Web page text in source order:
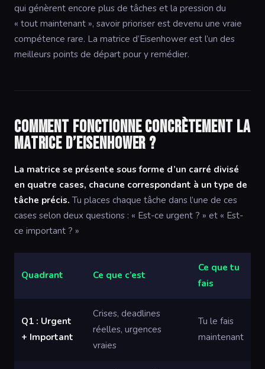
qui génèrent encore plus de tâches et la pression du
« tout maintenant », savoir prioriser est devenu une vraie
compétence rare. La matrice d’Eisenhower est l’un des
meilleurs points de départ pour y remédier.
Comment fonctionne concrètement la
matrice d’Eisenhower ?
La matrice se présente sous forme d’un carré divisé
en quatre cases, chacune correspondant à un type de
tâche précis. Tu places chaque tâche dans l’une de ces
cases selon deux questions : « Est-ce urgent ? » et « Est-
ce important ? »
Quadrant Ce que c’est
Ce que tu
fais
Q1 : Urgent
+ Important
Crises, deadlines
réelles, urgences
vraies
Tu le fais
maintenant